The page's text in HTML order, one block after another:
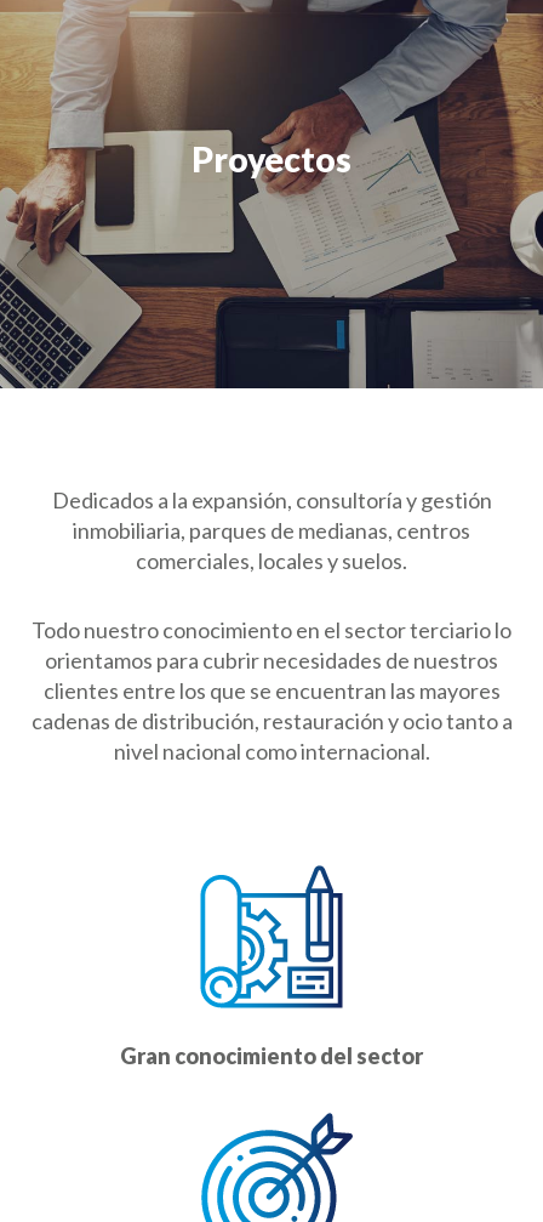
Proyectos
Dedicados a la expansión, consultoría y gestión
inmobiliaria, parques de medianas, centros
comerciales, locales y suelos.
Todo nuestro conocimiento en el sector terciario lo
orientamos para cubrir necesidades de nuestros
clientes entre los que se encuentran las mayores
cadenas de distribución, restauración y ocio tanto a
nivel nacional como internacional.
Gran conocimiento del sector